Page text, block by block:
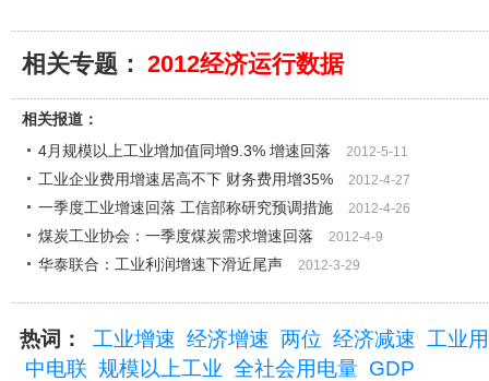
相关专题： 2012经济运行数据
相关报道：
4月规模以上工业增加值同增9.3% 增速回落
2012-5-11
工业企业费用增速居高不下 财务费用增35% 2012-4-27
一季度工业增速回落 工信部称研究预调措施 2012-4-26
煤炭工业协会：一季度煤炭需求增速回落 2012-4-9
华泰联合：工业利润增速下滑近尾声 2012-3-29
热词： 工业增速 经济增速 两位 经济减速
工业
中电联 规模以上工业 全社会用电量 GDP